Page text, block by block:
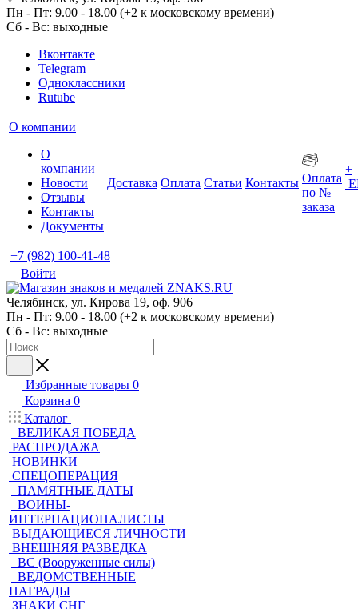
Пн - Пт: 9.00 - 18.00 (+2 к московскому времени)
Сб - Вс: выходные
Вконтакте
Telegram
Одноклассники
Rutube
О компании
О
компании
Новости
Отзывы
Контакты
Документы
Доставка Оплата Статьи Контакты Оплата
по №
заказа
+
+7 (982) 100-41-48
Войти
Челябинск, ул. Кирова 19, оф. 906
Пн - Пт: 9.00 - 18.00 (+2 к московскому времени)
Сб - Вс: выходные
Избранные товары 0
Корзина 0
Каталог
ВЕЛИКАЯ ПОБЕДА
РАСПРОДАЖА
НОВИНКИ
СПЕЦОПЕРАЦИЯ
ПАМЯТНЫЕ ДАТЫ
ВОИНЫ-
ИНТЕРНАЦИОНАЛИСТЫ
ВЫДАЮЩИЕСЯ ЛИЧНОСТИ
ВНЕШНЯЯ РАЗВЕДКА
ВС (Вооруженные силы)
ВЕДОМСТВЕННЫЕ
НАГРАДЫ
ЗНАКИ СНГ